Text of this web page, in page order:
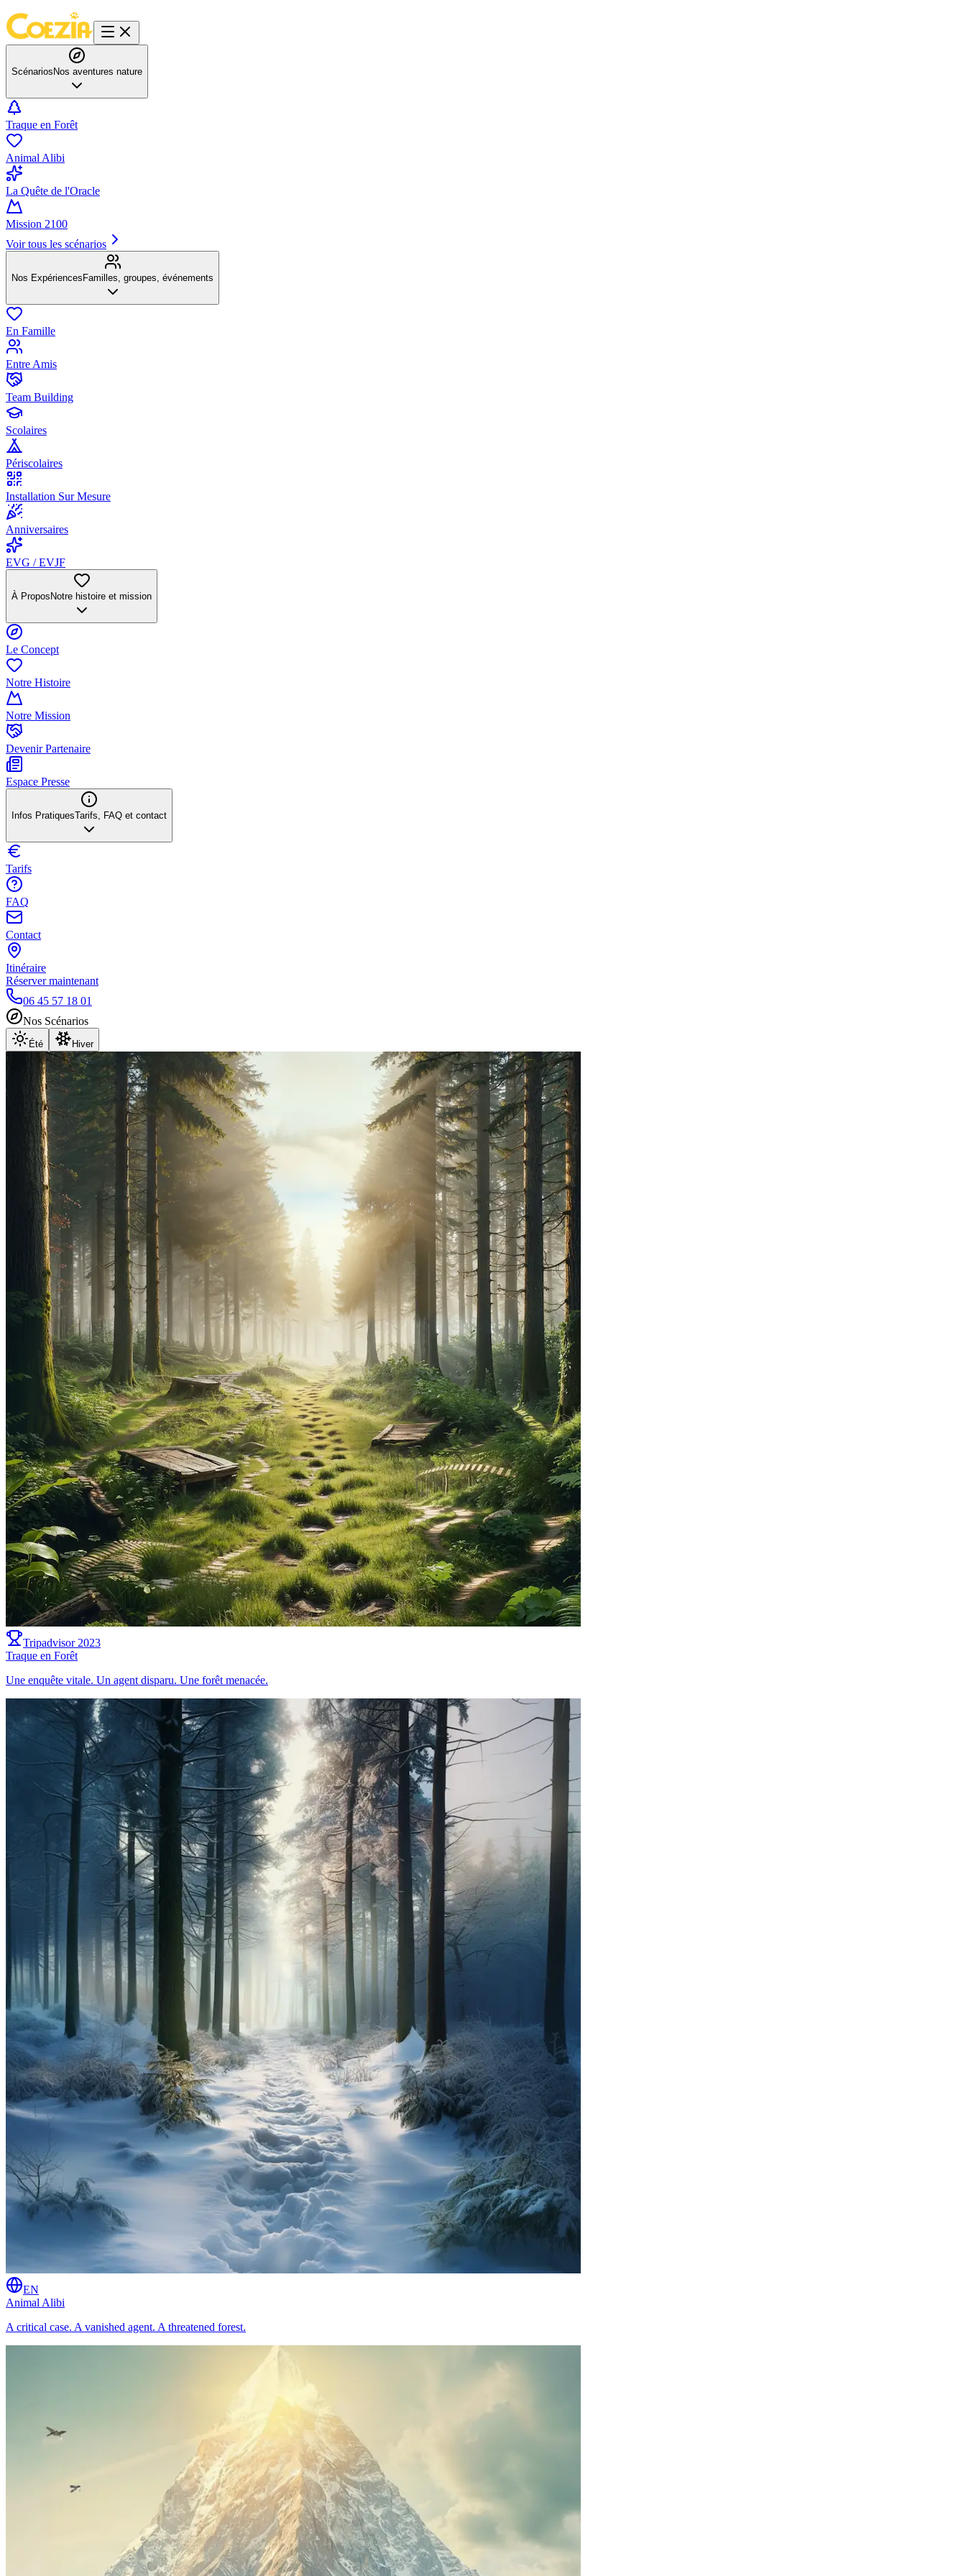
Scénarios Nos aventures nature
Traque en Forêt
Animal Alibi
La Quête de l'Oracle
Mission 2100
Voir tous les scénarios
Nos Expériences Familles, groupes, événements
En Famille
Entre Amis
Team Building
Scolaires
Périscolaires
Installation Sur Mesure
Anniversaires
EVG / EVJF
À Propos Notre histoire et mission
Le Concept
Notre Histoire
Notre Mission
Devenir Partenaire
Espace Presse
Infos PratiquesTarifs, FAQ et contact
Tarifs
FAQ
Contact
Itinéraire
Réserver maintenant
06 45 57 18 01
Nos Scénarios
Été Hiver
Tripadvisor 2023
Traque en Forêt
Une enquête vitale. Un agent disparu. Une forêt menacée.
EN
Animal Alibi
A critical case. A vanished agent. A threatened forest.